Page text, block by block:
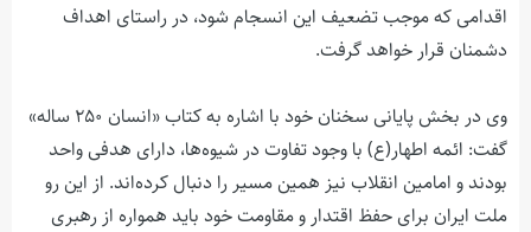
اقدامی که موجب تضعیف این انسجام شود، در راستای اهداف
دشمنان قرار خواهد گرفت.
وی در بخش پایانی سخنان خود با اشاره به کتاب «انسان ۲۵۰ ساله»
گفت: ائمه اطهار(ع) با وجود تفاوت در شیوه‌ها، دارای هدفی واحد
بودند و امامین انقلاب نیز همین مسیر را دنبال کرده‌اند. از این رو
ملت ایران برای حفظ اقتدار و مقاومت خود باید همواره از رهبری